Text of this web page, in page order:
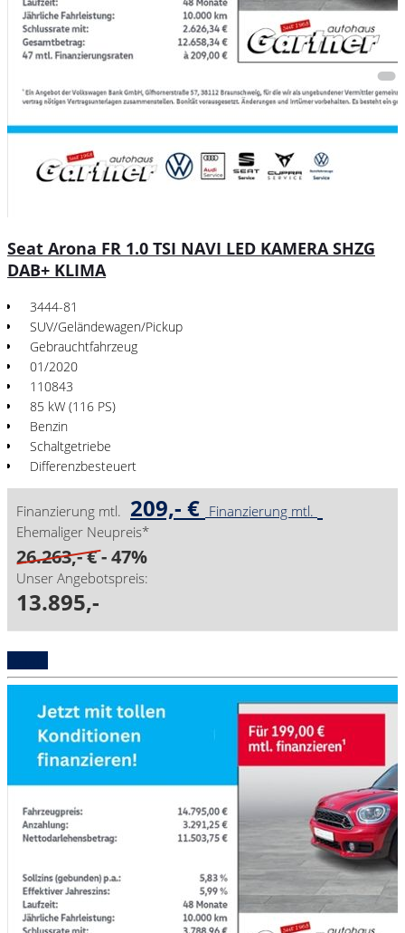
Seat Arona FR 1.0 TSI NAVI LED KAMERA SHZG
DAB+ KLIMA
3444-81
SUV/Geländewagen/Pickup
Gebrauchtfahrzeug
01/2020
110843
85 kW (116 PS)
Benzin
Schaltgetriebe
Differenzbesteuert
Finanzierung mtl. 209,- € Finanzierung mtl.
Ehemaliger Neupreis*
26.263,- €- 47%
Unser Angebotspreis:
13.895,-